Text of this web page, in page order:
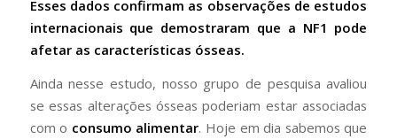
Esses dados confirmam as observações de estudos
internacionais que demostraram que a NF1 pode
afetar as características ósseas.
Ainda nesse estudo, nosso grupo de pesquisa avaliou
se essas alterações ósseas poderiam estar associadas
com o consumo alimentar. Hoje em dia sabemos que